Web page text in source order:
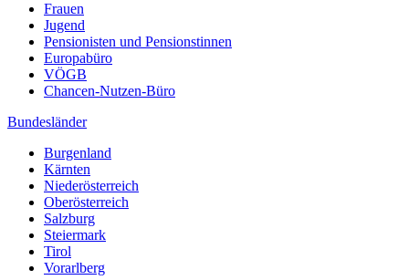
Frauen
Jugend
Pensionisten und Pensionstinnen
Europabüro
VÖGB
Chancen-Nutzen-Büro
Bundesländer
Burgenland
Kärnten
Niederösterreich
Oberösterreich
Salzburg
Steiermark
Tirol
Vorarlberg